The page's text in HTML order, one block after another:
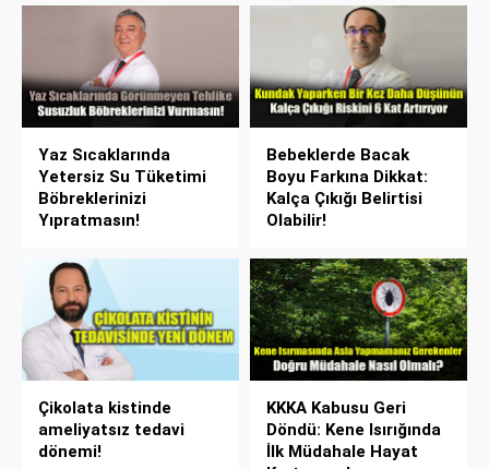
Yaz Sıcaklarında
Yetersiz Su Tüketimi
Böbreklerinizi
Yıpratmasın!
Bebeklerde Bacak
Boyu Farkına Dikkat:
Kalça Çıkığı Belirtisi
Olabilir!
Çikolata kistinde
ameliyatsız tedavi
dönemi!
KKKA Kabusu Geri
Döndü: Kene Isırığında
İlk Müdahale Hayat